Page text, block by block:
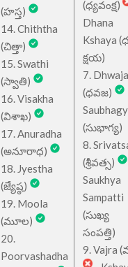
(హస్త)
14. Chiththa
(చిత్తా)
15. Swathi
(స్వాతి)
16. Visakha
(విశాఖ)
17. Anuradha
(అనూరాధ)
18. Jyestha
(జ్యేష్ఠ)
19. Moola
(మూల)
20.
Poorvashadha
(ధ్యవంక్ష)
Dhana
Kshaya
క్షయ)
7. Dhwaja
(ధవజ)
(సుభాగ్య)
8.
(శ్రీవత్స)
Saukhya
Sampatti
(సుఖ్య
సంపత్తి)
9. Vajra